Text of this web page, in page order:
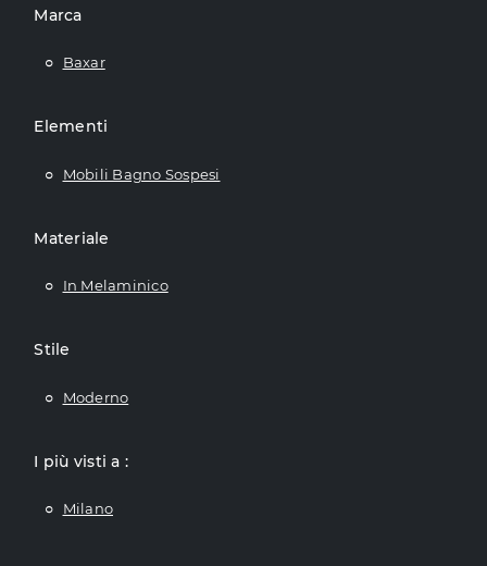
Marca
Baxar
Elementi
Mobili Bagno Sospesi
Materiale
In Melaminico
Stile
Moderno
I più visti a :
Milano